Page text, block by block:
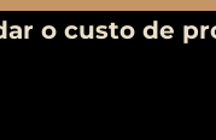
o custo de